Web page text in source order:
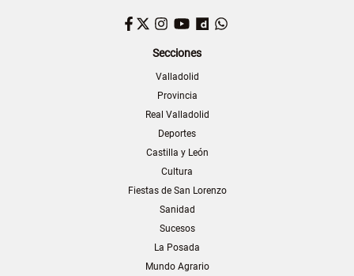
Facebook
TwitterInstagram
YouTubeDailymotion
Secciones
Valladolid
Provincia
Real Valladolid
Deportes
Castilla y León
Cultura
Fiestas de San Lorenzo
Sanidad
Sucesos
La Posada
Mundo Agrario